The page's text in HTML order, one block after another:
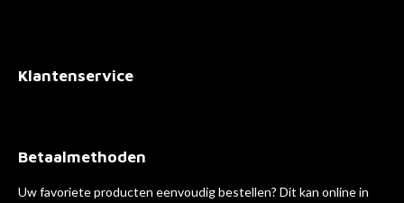
Klantenservice
Betaalmethoden
Uw favoriete producten eenvoudig bestellen? Dit kan online in